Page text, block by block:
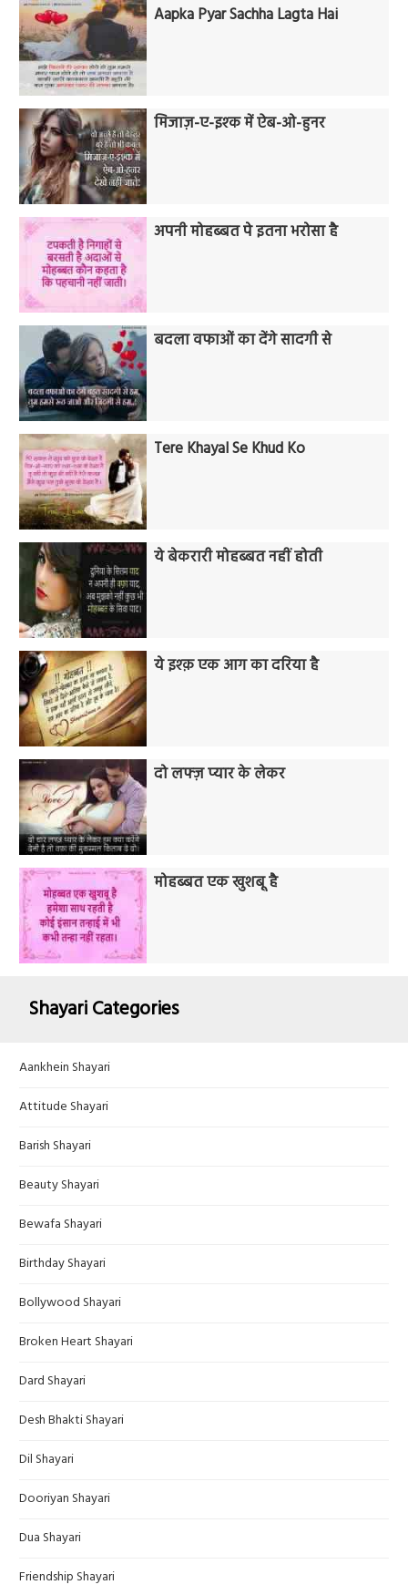
Aapka Pyar Sachha Lagta Hai
मिजाज़-ए-इश्क में ऐब-ओ-हुनर
अपनी मोहब्बत पे इतना भरोसा है
बदला वफाओं का देंगे सादगी से
Tere Khayal Se Khud Ko
ये बेकरारी मोहब्बत नहीं होती
ये इश्क़ एक आग का दरिया है
दो लफ्ज़ प्यार के लेकर
मोहब्बत एक खुशबू है
Shayari Categories
Aankhein Shayari
Attitude Shayari
Barish Shayari
Beauty Shayari
Bewafa Shayari
Birthday Shayari
Bollywood Shayari
Broken Heart Shayari
Dard Shayari
Desh Bhakti Shayari
Dil Shayari
Dooriyan Shayari
Dua Shayari
Friendship Shayari